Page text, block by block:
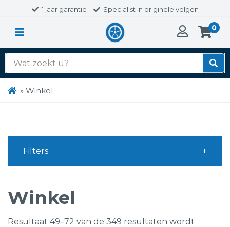
1 jaar garantie Specialist in originele velgen
0
Zoek
naar:
» Winkel
Winkel
Resultaat 49–72 van de 349 resultaten wordt
Filters